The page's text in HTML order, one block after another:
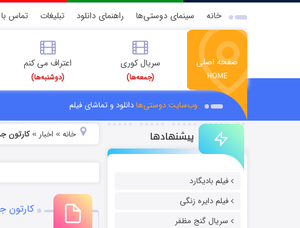
خانه سینمای دوستی‌ها راهنمای دانلود تبلیغات تماس با
صفحه اصلی
HOME
سریال کوری
(جمعه‌ها)
اعتراف می کنم
(دوشنبه‌ها)
وب‌سایت دوستی‌هادانلود و تماشای فیلم
پیشنهادها
فیلم بادیگارد
فیلم دایره زنگی
سریال گنج مظفر
خانه» اخبار »کارتون
کارتون